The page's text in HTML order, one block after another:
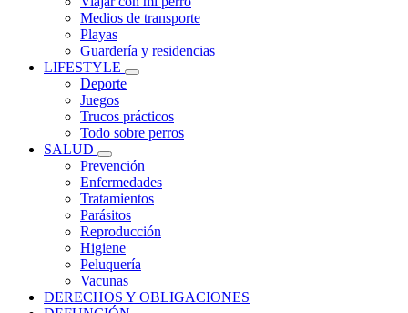
Medios de transporte
Playas
Guardería y residencias
LIFESTYLE
Deporte
Juegos
Trucos prácticos
Todo sobre perros
SALUD
Prevención
Enfermedades
Tratamientos
Parásitos
Reproducción
Higiene
Peluquería
Vacunas
DERECHOS Y OBLIGACIONES